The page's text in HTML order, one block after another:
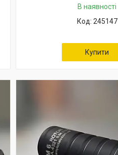
В наявності
245147
Купити